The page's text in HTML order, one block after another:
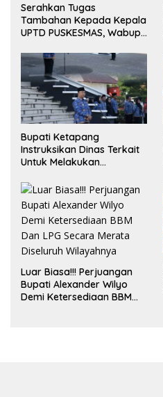
Serahkan Tugas
Tambahan Kepada Kepala
UPTD PUSKESMAS, Wabup
Kesehatan Harus Semakin
Baik
Bupati Ketapang
Instruksikan Dinas Terkait
Untuk Melakukan
Terkait Persoalan
BBM/LPG Subsidi
Luar Biasa!!! Perjuangan
Bupati Alexander Wilyo
Demi Ketersediaan BBM